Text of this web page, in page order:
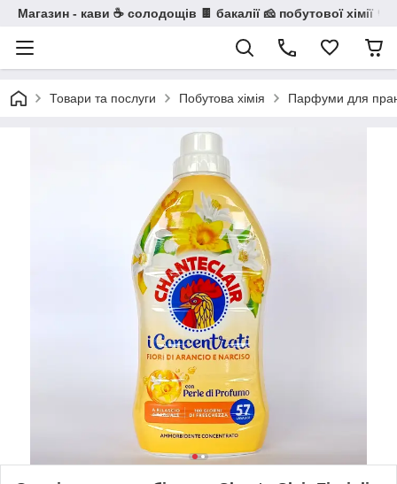
Магазин - кави ☕ солодощів 🍫 бакалії 🧀 побутової хімії 🧼
Товари та послуги Побутова хімія Парфуми для